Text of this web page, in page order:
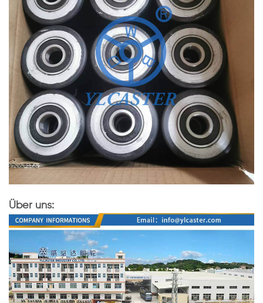
Über uns: